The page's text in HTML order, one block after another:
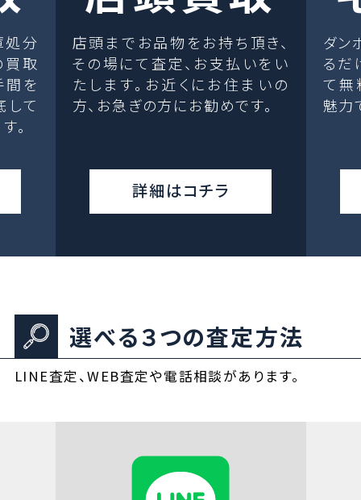
処分
取
間を
して
。
店頭までお品物をお持ち頂き、
その場にて査定、お支払いをい
たします。お近くにお住まいの
方、お急ぎの方にお勧めです。
詳細はコチラ
ダン
るだ
て無
魅力
選べる３つの査定方法
LINE査定、WEB査定や電話相談があります。